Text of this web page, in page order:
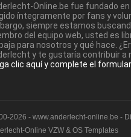
Online.be fue fundado en
íntegramente por fans y
siempre estamos
del equipo web, usted es
para nosotros y qué hace.
y te gustaría contribuir a
clic aquí y complete el
2026 - www.anderlecht-online.be -
Online VZW &OS Templates